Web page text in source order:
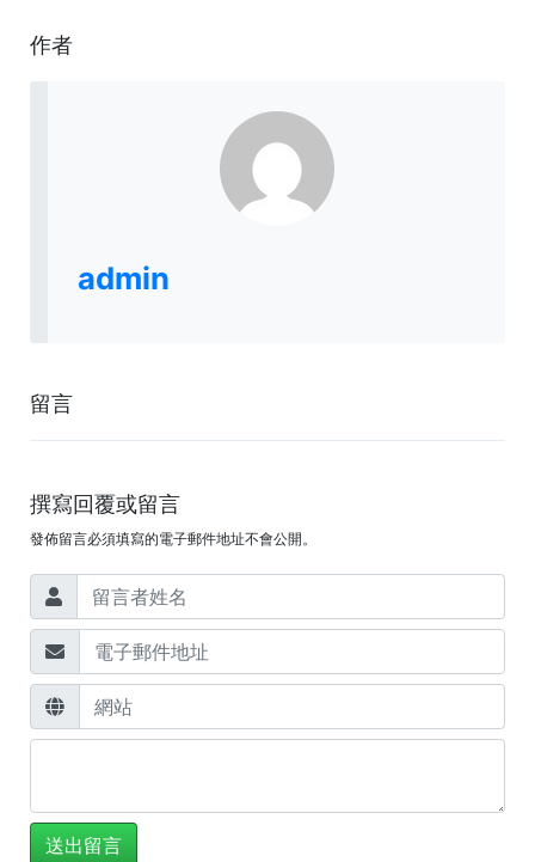
作者
admin
留言
撰寫回覆或留言
發佈留言必須填寫的電子郵件地址不會公開。